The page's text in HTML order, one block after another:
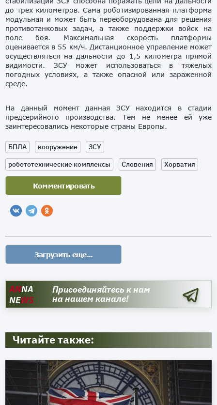
до трех километров. Сама роботизированная платформа
модульная и может быть переоборудована для решения
противотанковых задач, а также поддержки войск на
поле боя. Максимальная скорость платформы
оценивается в 55 км/ч. Дистанционное управление может
осуществляться на дальности до 1,5 километра прямой
видимости. ЗСУ может использоваться в тяжелых
погодных условиях, а также опасной или зараженной
среде.
На данный момент данная ЗСУ находится в стадии
предсерийного производства. Тем не менее ей уже
заинтересовались некоторые страны Европы.
БПЛА вооружение
ЗСУ
робототехнические комплексы
Словения Хорватия
ANNA
NEWS
Присоединяйтесь к нам
на нашем канале!
Читайте также: